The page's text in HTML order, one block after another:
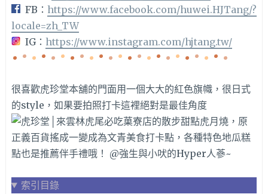
FB： https://www.facebook.com/huwei.HJTang/?
locale=zh_TW
IG： https://www.instagram.com/hjtang.tw/
很喜歡虎珍堂本舖的門面用一個大大的紅色旗幟，很日式
的style，如果要拍照打卡這裡絕對是最佳角度
索引目錄